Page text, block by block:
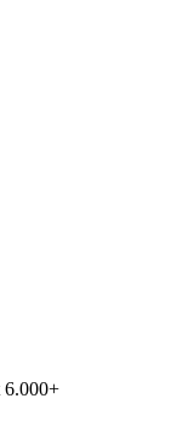
6.000+